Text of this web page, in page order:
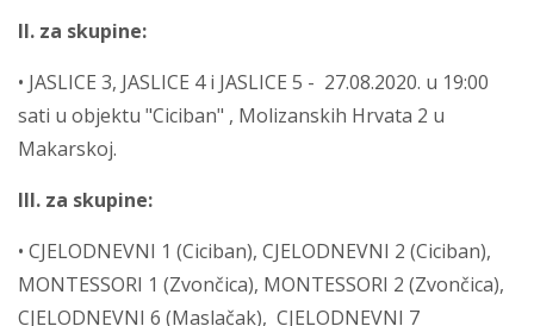
II. za skupine:
• JASLICE 3, JASLICE 4 i JASLICE 5 - 27.08.2020. u 19:00
sati u objektu "Ciciban" , Molizanskih Hrvata 2 u
Makarskoj.
III. za skupine:
• CJELODNEVNI 1 (Ciciban), CJELODNEVNI 2 (Ciciban),
MONTESSORI 1 (Zvončica), MONTESSORI 2 (Zvončica),
CJELODNEVNI 6 (Maslačak), CJELODNEVNI 7